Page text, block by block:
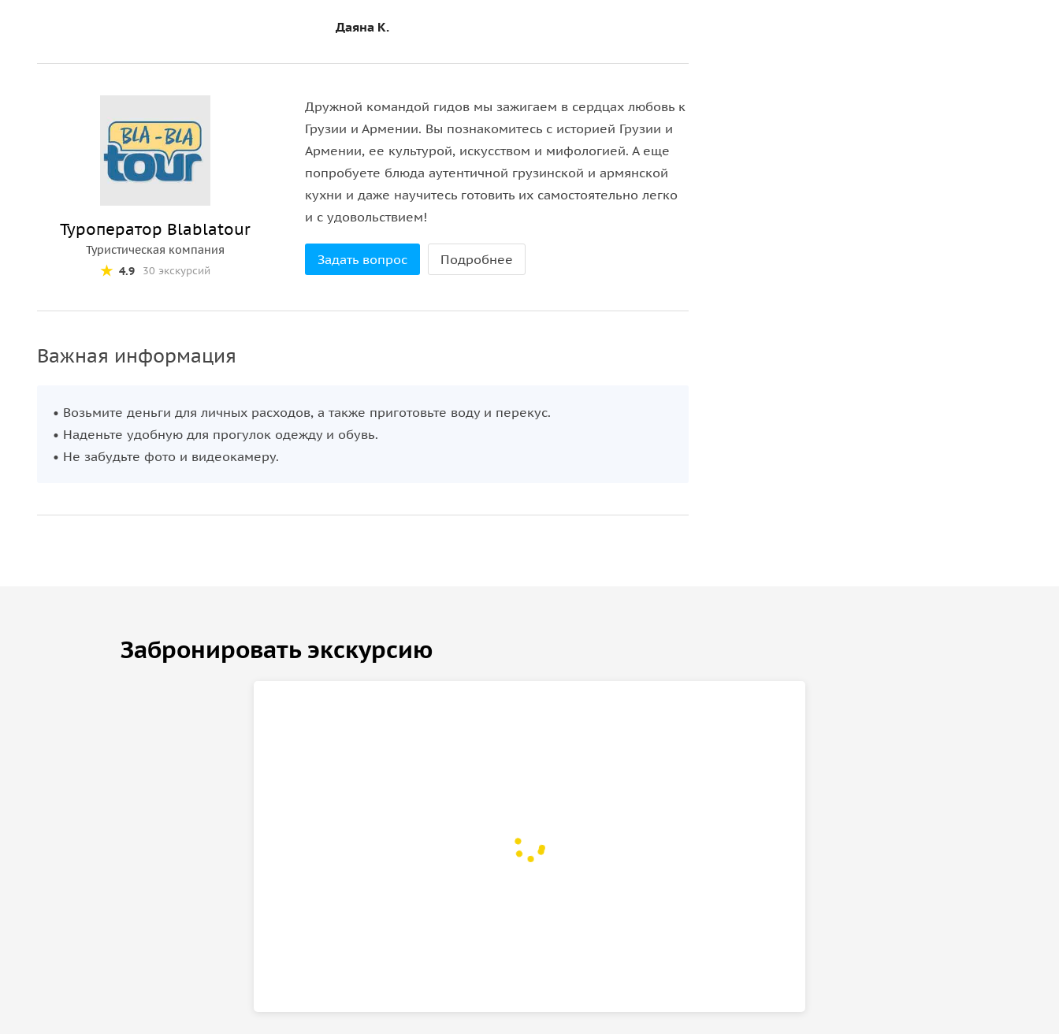
Площади Франции и Площади Свободы— популярным городским пространствам,
• Прогулка поСеверному проспекту
— современной пешеходной улице с кафе, магазинами и
атмосферой европейского города.
— главной площади Еревана, известной своей архитектурой и
поющими фонтанами.
• Прогулка по — одной из старейших улиц города, сохранившей дух старого Еревана.
Даяна К.
Туроператор Blablatour
Туристическая компания
4.9
30 экскурсий
Дружной командой гидов мы зажигаем в сердцах любовь к
Грузии и Армении. Вы познакомитесь с историей Грузии и
Армении, ее культурой, искусством и мифологией. А еще
попробуете блюда аутентичной грузинской и армянской
кухни и даже научитесь готовить их самостоятельно легко
и с удовольствием!
Задать вопрос Подробнее
Важная информация
• Возьмите деньги для личных расходов, а также приготовьте воду и перекус.
• Наденьте удобную для прогулок одежду и обувь.
• Не забудьте фото и видеокамеру.
Забронировать экскурсию